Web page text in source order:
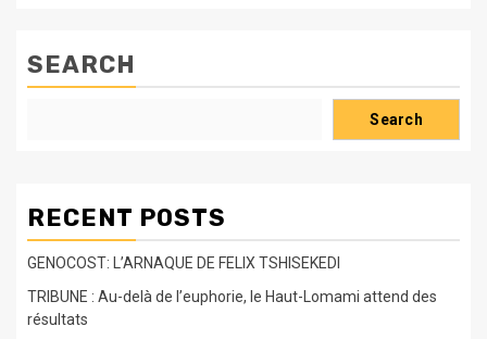
SEARCH
Search
RECENT POSTS
GENOCOST: L’ARNAQUE DE FELIX TSHISEKEDI
TRIBUNE : Au-delà de l’euphorie, le Haut-Lomami attend des
résultats